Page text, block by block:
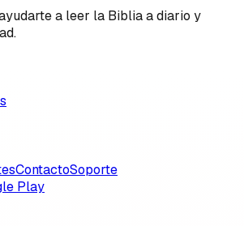
a leer la Biblia a diario y
ContactoSoporte
Play